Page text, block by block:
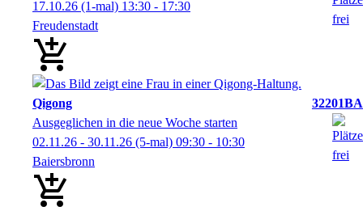
17.10.26 (1-mal) 13:30 - 17:30
Freudenstadt
Qigong
32201BA
Ausgeglichen in die neue Woche starten
02.11.26 - 30.11.26 (5-mal) 09:30 - 10:30
Baiersbronn